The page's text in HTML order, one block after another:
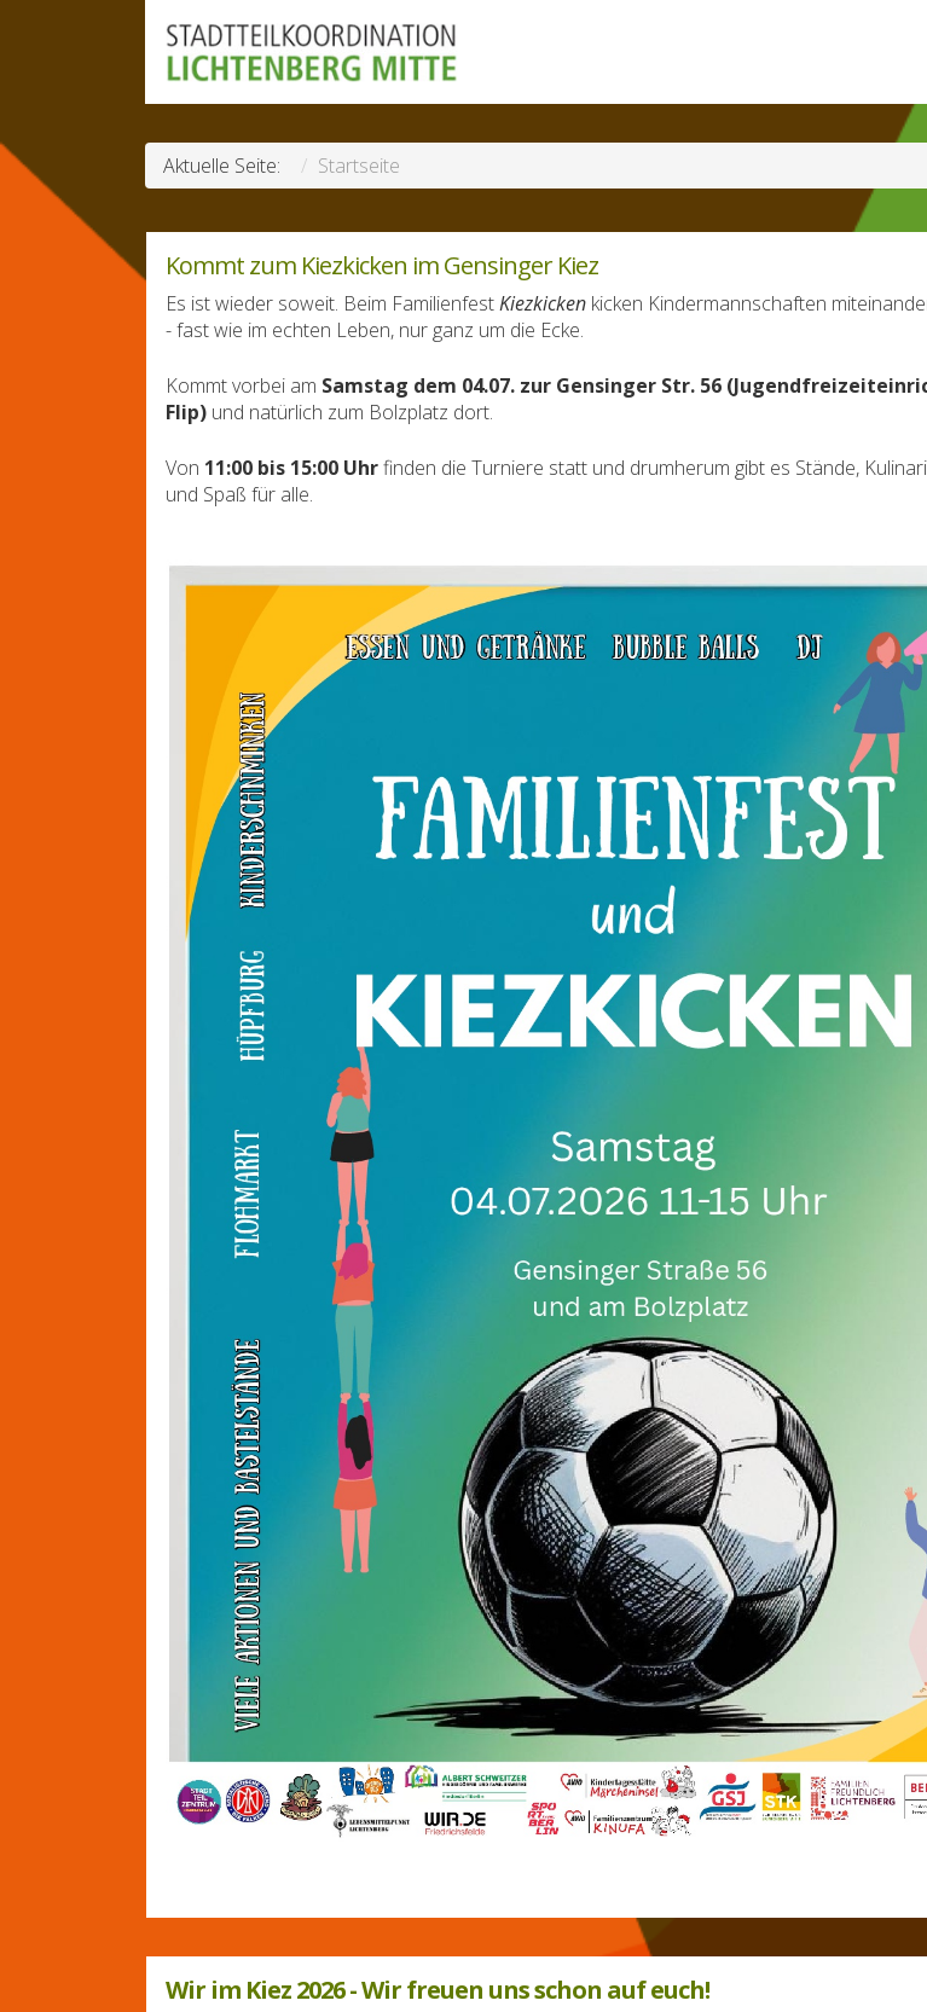
Aktuelle Seite: Startseite
Kommt zum Kiezkicken im Gensinger Kiez
Es ist wieder soweit. Beim FamilienfestKiezkicken kicken Kindermannschaften
- fast wie im echten Leben, nur ganz um die Ecke.
Kommt vorbei am Samstag dem 04.07. zur Gensinger Str. 56
Flip) und natürlich zum Bolzplatz dort.
Von 11:00 bis 15:00 Uhrfinden die Turniere statt und drumherum gibt es Stände,
und Spaß für alle.
Wir im Kiez 2026 -Wir freuen uns schon auf euch!